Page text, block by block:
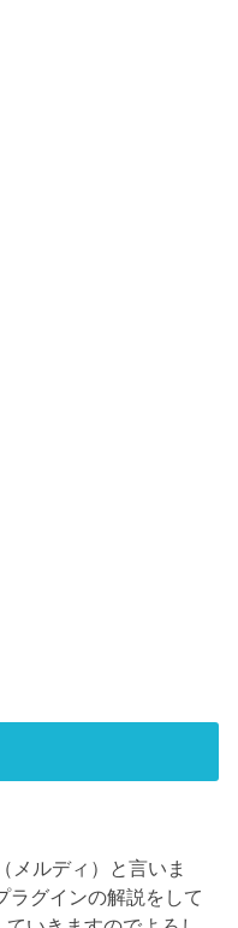
メルディ）と言いま
ラグインの解説をして